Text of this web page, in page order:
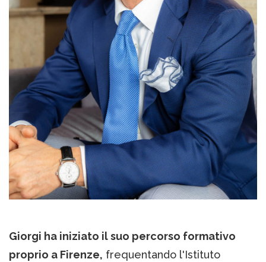
Giorgi ha iniziato il suo percorso formativo
proprio a Firenze, frequentando l'Istituto